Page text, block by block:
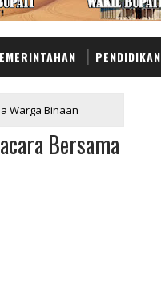
PENDIDIKAN
Warga Binaan
Bersama